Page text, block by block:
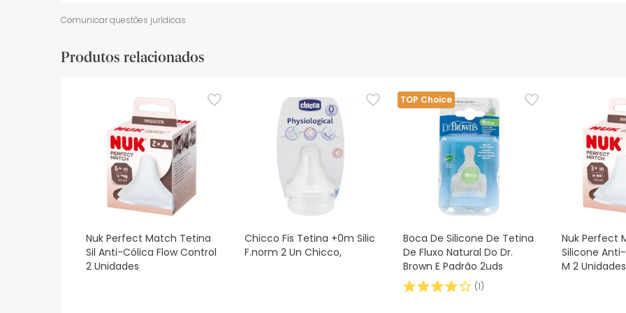
Recursos de segurança visual
De momento, não dispomos de imagens de segurança para este produto, mas estamos a trabalhar nisso.
sobre segurança, não hesites em contactar-nos. Além disso, se desejares, também podes devolver o produto
Comunicar questões jurídicas
Produtos relacionados
Nuk Perfect Match Tetina
Sil Anti-Cólica Flow Control
2 Unidades
Chicco Fis Tetina +0m Silic
F.norm 2 Un Chicco,
TOP Choice
Boca De Silicone De Tetina
De Fluxo Natural Do Dr.
Brown E Padrão 2uds
(1)
Nuk Perfect
Silicone
M 2 Unidades